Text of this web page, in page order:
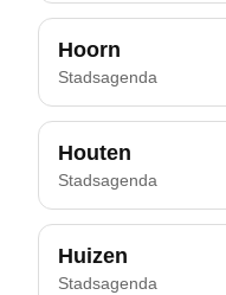
Hoorn
Stadsagenda
Houten
Stadsagenda
Huizen
Stadsagenda